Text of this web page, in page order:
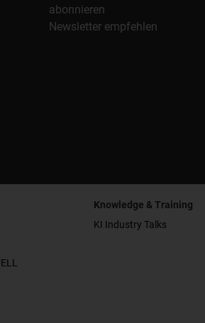
abonnieren
Newsletter empfehlen
Knowledge & Training
KI Industry Talks